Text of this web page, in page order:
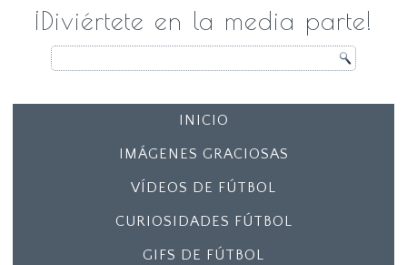
¡Diviértete en la media parte!
INICIO
IMÁGENES GRACIOSAS
VÍDEOS DE FÚTBOL
CURIOSIDADES FÚTBOL
GIFS DE FÚTBOL